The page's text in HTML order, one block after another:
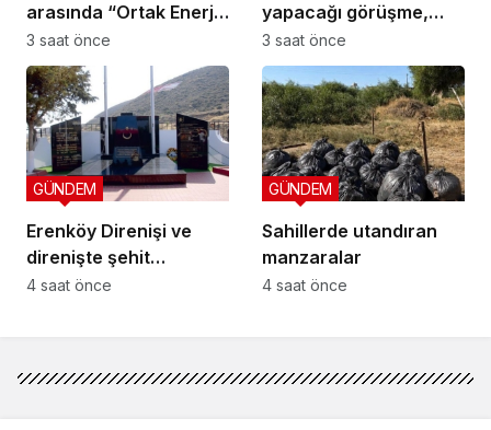
arasında “Ortak Enerji
Komitesi İş Birliği
Protokolü” imzalandı
3 saat önce
yapacağı görüşme,
yeni ve sonuç alıcı 5+1
toplantısına hazırlık
niteliği taşıyor”
3 saat önce
Erenköy Direnişi ve
direnişte şehit
düşenler cumartesi
GÜNDEM
4 saat önce
Sahillerde utandıran
manzaralar
GÜNDEM
4 saat önce